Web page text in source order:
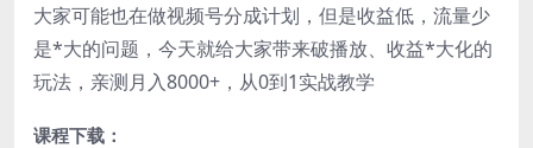
大家可能也在做视频号分成计划，但是收益低，流量少
是*大的问题，今天就给大家带来破播放、收益*大化的
玩法，亲测月入8000+，从0到1实战教学
课程下载：